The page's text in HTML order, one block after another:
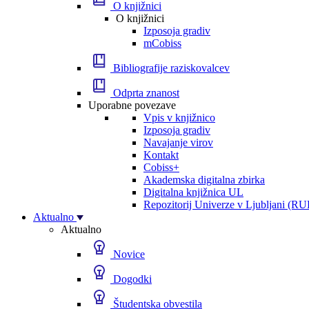
O knjižnici
O knjižnici
Izposoja gradiv
mCobiss
Bibliografije raziskovalcev
Odprta znanost
Uporabne povezave
Vpis v knjižnico
Izposoja gradiv
Navajanje virov
Kontakt
Cobiss+
Akademska digitalna zbirka
Digitalna knjižnica UL
Repozitorij Univerze v Ljubljani
Aktualno
Aktualno
Novice
Dogodki
Študentska obvestila